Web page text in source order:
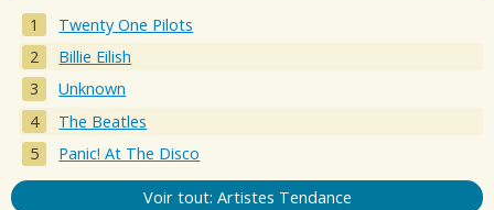
Twenty One Pilots
Billie Eilish
Unknown
The Beatles
Panic! At The Disco
Voir tout: Artistes Tendance